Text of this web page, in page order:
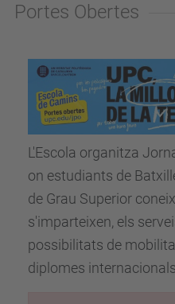
Portes Obertes
L'Escola organitza
on estudiants de
de Grau Superior
s'imparteixen, els
possibilitats de
diplomes internacionals.